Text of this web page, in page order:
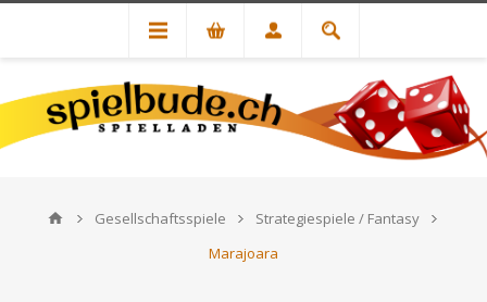
Gesellschaftsspiele
Strategiespiele / Fantasy
Marajoara